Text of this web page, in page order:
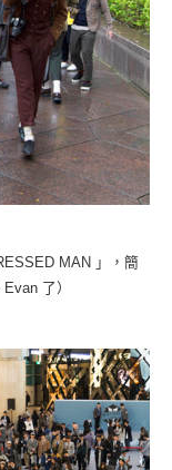
MAN 」，簡
了）